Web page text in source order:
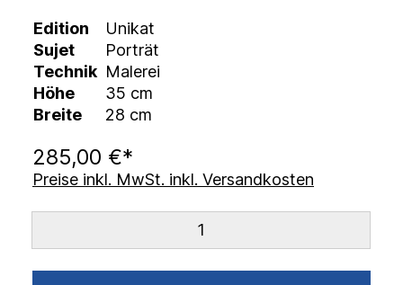
Edition
Unikat
Sujet
Porträt
Technik Malerei
Höhe
35 cm
Breite
28 cm
285,00 €*
Preise inkl. MwSt. inkl. Versandkosten